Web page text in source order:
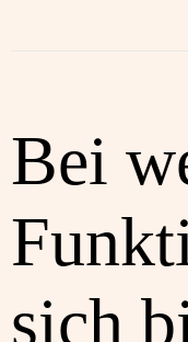
Bei
sich